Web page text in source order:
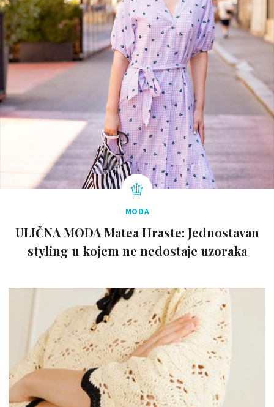
MODA
ULIČNA MODA Matea Hraste: Jednostavan
styling u kojem ne nedostaje uzoraka